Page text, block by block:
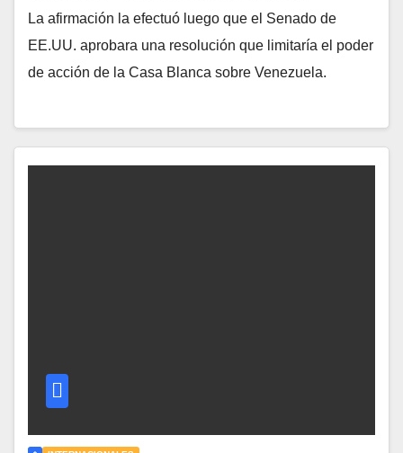
La afirmación la efectuó luego que el Senado de
EE.UU. aprobara una resolución que limitaría el poder
de acción de la Casa Blanca sobre Venezuela.